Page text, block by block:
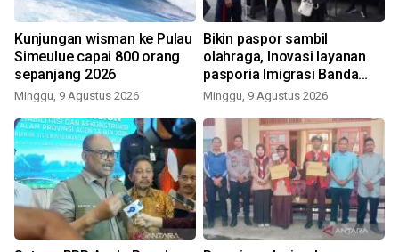
Kunjungan wisman ke Pulau
Simeulue capai 800 orang
sepanjang 2026
Minggu, 9 Agustus 2026
Bikin paspor sambil
olahraga, Inovasi layanan
pasporia Imigrasi Banda
Aceh buat CFD makin ceria
Minggu, 9 Agustus 2026